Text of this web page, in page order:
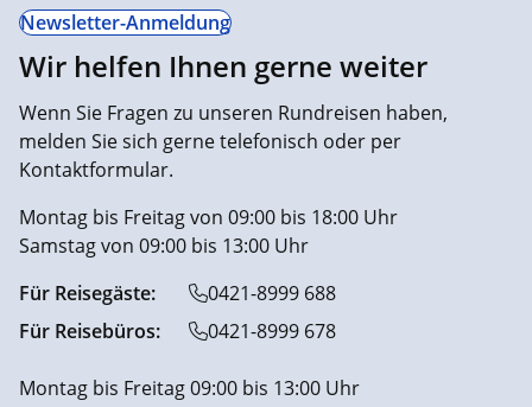
Newsletter-Anmeldung
Wir helfen Ihnen gerne weiter
Wenn Sie Fragen zu unseren Rundreisen haben,
melden Sie sich gerne telefonisch oder per
Kontaktformular.
Montag bis Freitag von 09:00 bis 18:00 Uhr
Samstag von 09:00 bis 13:00 Uhr
Für Reisegäste:
0421-8999 688
Für Reisebüros:
0421-8999 678
Montag bis Freitag 09:00 bis 13:00 Uhr